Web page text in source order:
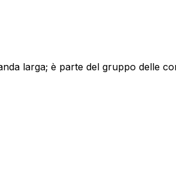
larga; è parte del gruppo delle